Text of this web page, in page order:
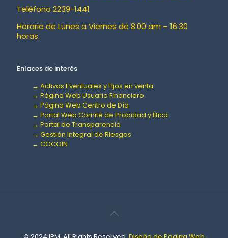
Teléfono 2239-1441
Horario de Lunes a Viernes de 8:00 am – 16:30
horas.
Enlaces de interés
→ Activos Eventuales y Fijos en venta
→ Página Web Usuario Financiero
→ Página Web Centro de Día
→ Portal Web Comité de Probidad y Ética
→ Portal de Transparencia
→ Gestión Integral de Riesgos
→ COCOIN